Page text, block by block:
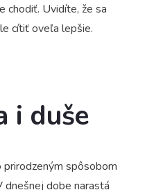
chodiť. Uvidíte, že sa
cítiť oveľa lepšie.
i duše
spôsobom
dnešnej dobe narastá